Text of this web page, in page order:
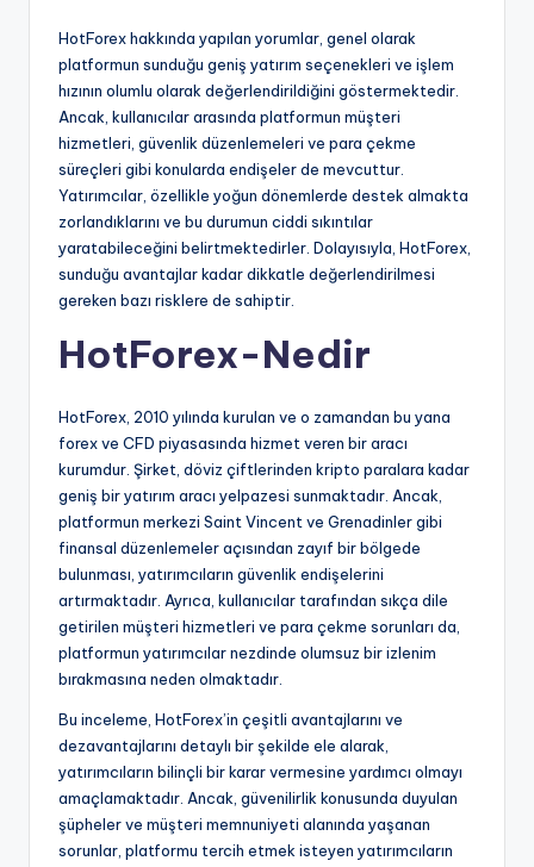
HotForex hakkında yapılan yorumlar, genel olarak
platformun sunduğu geniş yatırım seçenekleri ve işlem
hızının olumlu olarak değerlendirildiğini göstermektedir.
Ancak, kullanıcılar arasında platformun müşteri
hizmetleri, güvenlik düzenlemeleri ve para çekme
süreçleri gibi konularda endişeler de mevcuttur.
Yatırımcılar, özellikle yoğun dönemlerde destek almakta
zorlandıklarını ve bu durumun ciddi sıkıntılar
yaratabileceğini belirtmektedirler. Dolayısıyla, HotForex,
sunduğu avantajlar kadar dikkatle değerlendirilmesi
gereken bazı risklere de sahiptir.
HotForex-Nedir
HotForex, 2010 yılında kurulan ve o zamandan bu yana
forex ve CFD piyasasında hizmet veren bir aracı
kurumdur. Şirket, döviz çiftlerinden kripto paralara kadar
geniş bir yatırım aracı yelpazesi sunmaktadır. Ancak,
platformun merkezi Saint Vincent ve Grenadinler gibi
finansal düzenlemeler açısından zayıf bir bölgede
bulunması, yatırımcıların güvenlik endişelerini
artırmaktadır. Ayrıca, kullanıcılar tarafından sıkça dile
getirilen müşteri hizmetleri ve para çekme sorunları da,
platformun yatırımcılar nezdinde olumsuz bir izlenim
bırakmasına neden olmaktadır.
Bu inceleme, HotForex’in çeşitli avantajlarını ve
dezavantajlarını detaylı bir şekilde ele alarak,
yatırımcıların bilinçli bir karar vermesine yardımcı olmayı
amaçlamaktadır. Ancak, güvenilirlik konusunda duyulan
şüpheler ve müşteri memnuniyeti alanında yaşanan
sorunlar, platformu tercih etmek isteyen yatırımcıların